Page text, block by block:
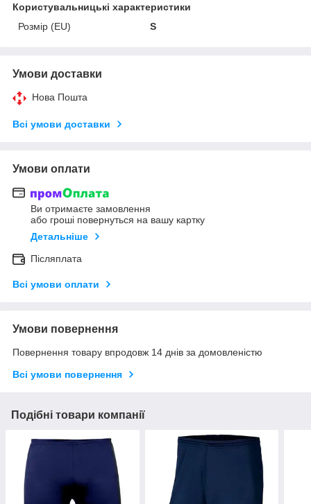
Користувальницькі характеристики
Розмір (EU)
S
Умови доставки
Нова Пошта
Всі умови доставки
Умови оплати
Ви отримаєте замовлення
або гроші повернуться на вашу картку
Детальніше
Післяплата
Всі умови оплати
Умови повернення
Повернення товару впродовж 14 днів за домовленістю
Всі умови повернення
Подібні товари компанії